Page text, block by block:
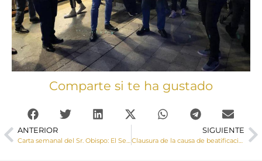
Comparte si te ha gustado
ANTERIOR
Carta semanal del Sr. Obispo: El Señor cerca está; Él viene con la paz. El Señor cerca está, Él trae la verdad.
SIGUIENTE
Clausura de la causa de beatificación y canonización de Andrés Coso Langa y Maximiano González Bustos